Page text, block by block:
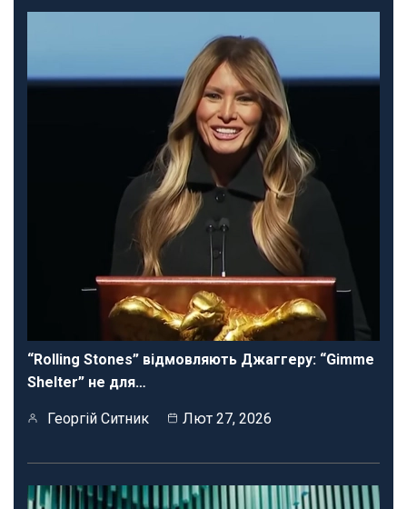
“Rolling Stones” відмовляють Джаггеру: “Gimme
Shelter” не для…
Георгій Ситник Лют 27, 2026